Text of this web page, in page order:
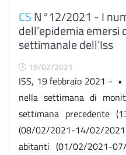
CSN°12/2021 - I
dell’epidemia
settimanale dell’Iss
19/02/2021
ISS, 19 febbraio 2021 - •
nella settimana di
settimana precedente
(08/02/2021-14/02/
abitanti (01/02/2021-